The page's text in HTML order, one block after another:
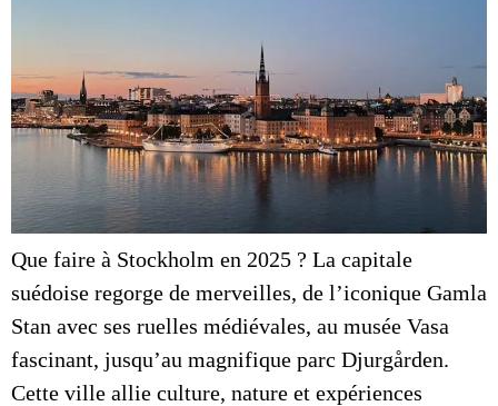
Que faire à Stockholm en 2025 ? La capitale
suédoise regorge de merveilles, de l’iconique Gamla
Stan avec ses ruelles médiévales, au musée Vasa
fascinant, jusqu’au magnifique parc Djurgården.
Cette ville allie culture, nature et expériences